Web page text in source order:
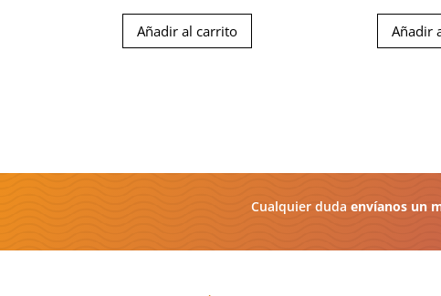
Añadir al carrito Añadir
Cualquier dudaenvíanos un